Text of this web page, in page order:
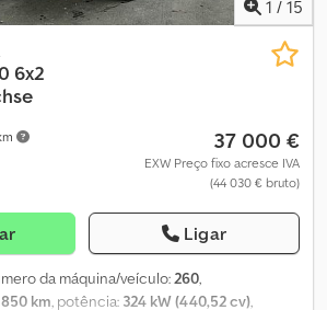
1 / 15
6x2
37 000 €
EXW Preço fixo acresce IVA
(44 030 € bruto)
Ligar
da máquina/veículo:260,
km, potência: 324 kW (440,52 cv),